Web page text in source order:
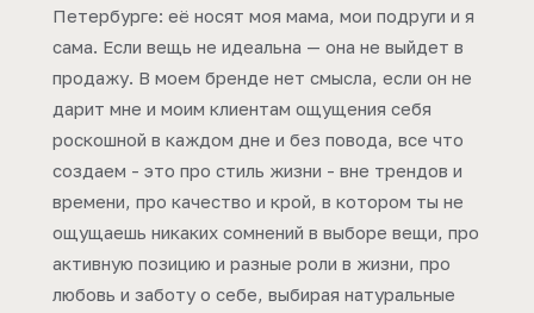
Петербурге: её носят моя мама, мои подруги и я
сама. Если вещь не идеальна — она не выйдет в
продажу. В моем бренде нет смысла, если он не
дарит мне и моим клиентам ощущения себя
роскошной в каждом дне и без повода, все что
создаем - это про стиль жизни - вне трендов и
времени, про качество и крой, в котором ты не
ощущаешь никаких сомнений в выборе вещи, про
активную позицию и разные роли в жизни, про
любовь и заботу о себе, выбирая натуральные